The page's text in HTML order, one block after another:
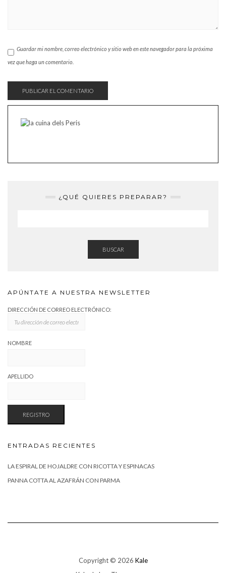
Guardar mi nombre, correo electrónico y sitio web en este navegador para la próxima
vez que haga un comentario.
¿QUÉ QUIERES PREPARAR?
BUSCAR
APÚNTATE A NUESTRA NEWSLETTER
DIRECCIÓN DE CORREO ELECTRÓNICO:
NOMBRE
APELLIDO
ENTRADAS RECIENTES
LA ESPIRAL DE HOJALDRE CON RICOTTA Y ESPINACAS
PANNA COTTA AL AZAFRÁN CON PARMA
Copyright © 2026 Kale